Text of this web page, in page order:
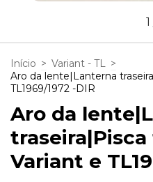
1
Início > Variant - TL >
Aro da lente|Lanterna
TL1969/1972 -DIR
Aro da
Variant e